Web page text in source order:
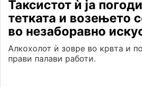
Таксистот ѝ ја
тетката и возењето
во незаборавно
Алкохолот ѝ зовре во крвта и
прави пaлaви работи.